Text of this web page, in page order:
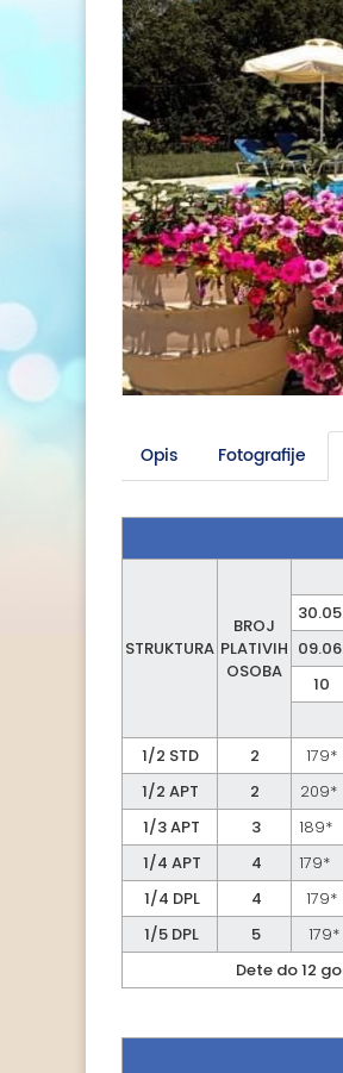
Opis Fotografije
STRUKTURA
BROJ
PLATIVIH
OSOBA
10
1/2 STD
2 179*
1/2 APT
2 209*
1/3 APT
3 189*
1/4 APT
4 179*
1/4 DPL
4 179*
1/5 DPL
5 179*
Dete do 12